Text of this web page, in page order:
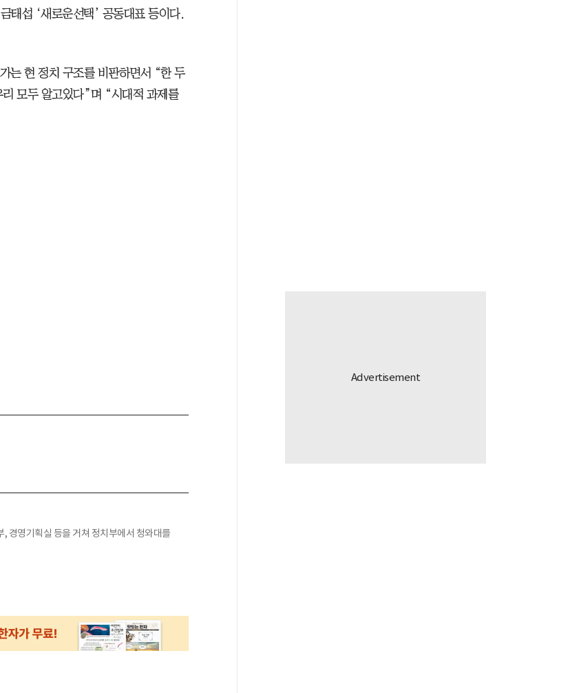
태섭 ‘새로운선택’ 공동대표 등이다.
는 현 정치 구조를 비판하면서 “한 두
모두 알고있다”며 “시대적 과제를
경영기획실 등을 거쳐 정치부에서 청와대를